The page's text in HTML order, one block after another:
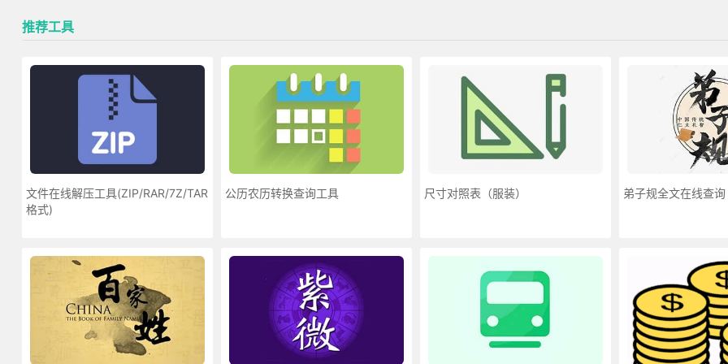
推荐工具
文件在线解压工具(ZIP/RAR/7Z/TAR
格式)
公历农历转换查询工具 尺寸对照表（服装） 弟子规全文在线查询